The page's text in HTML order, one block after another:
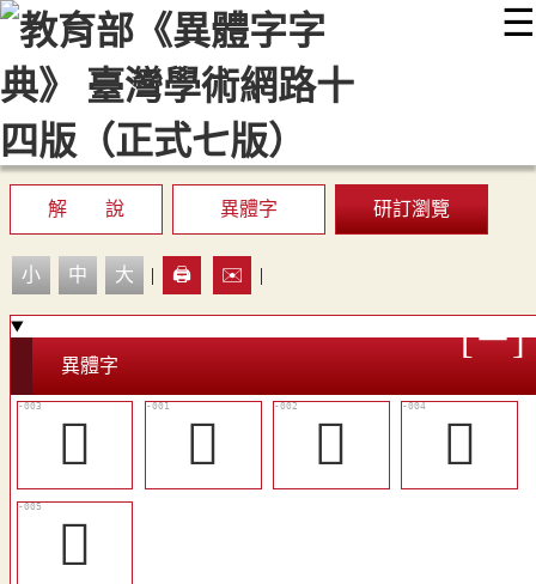
☰
::: 最新消息 常見問題 編輯說明
顯示模式
網站導覽
解 說 異體字 研訂瀏覽
小 中 大 | 🖨️ ✉️ |
異體字
󵫳 𧵩 𧶌
󵫴
󵫵